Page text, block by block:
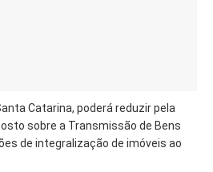
Catarina, poderá reduzir pela
sobre a Transmissão de Bens
de integralização de imóveis ao